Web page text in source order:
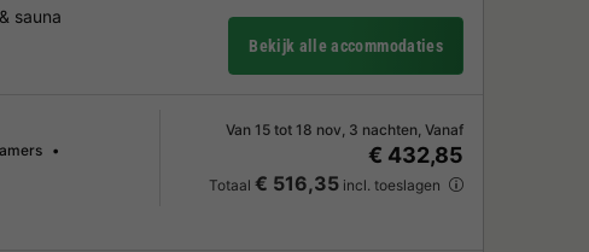
sauna
Bekijk alle accommodaties
Van 15 tot 18 nov, 3 nachten, Vanaf
€ 432,85
Totaal € 516,35 incl. toeslagen